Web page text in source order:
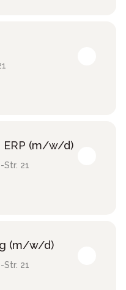
ERP (m/w/d)
21
(m/w/d)
21